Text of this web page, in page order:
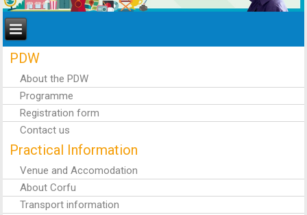
PDW
About the PDW
Programme
Registration form
Contact us
Practical Information
Venue and Accomodation
About Corfu
Transport information